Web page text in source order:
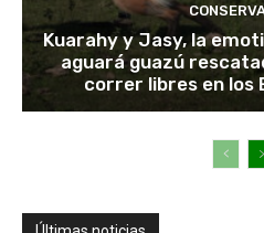
Kuarahy y Jasy, la
aguará guazú
correr libres en los